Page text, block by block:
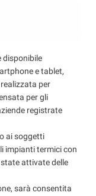
disponibile
e tablet,
per
per gli
registrate
ai soggetti
impianti termici con
attivate delle
sarà consentita